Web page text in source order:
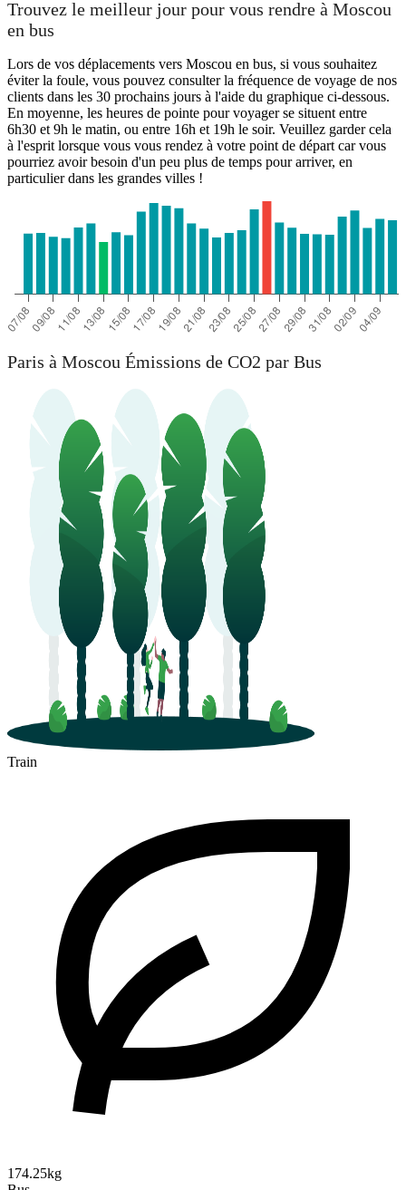
Paris
Trouvez le meilleur jour pour vous rendre à Moscou
en bus
Lors de vos déplacements vers Moscou en bus, si vous souhaitez
éviter la foule, vous pouvez consulter la fréquence de voyage de nos
clients dans les 30 prochains jours à l'aide du graphique ci-dessous.
En moyenne, les heures de pointe pour voyager se situent entre
6h30 et 9h le matin, ou entre 16h et 19h le soir. Veuillez garder cela
à l'esprit lorsque vous vous rendez à votre point de départ car vous
pourriez avoir besoin d'un peu plus de temps pour arriver, en
particulier dans les grandes villes !
Paris à Moscou Émissions de CO2 par Bus
Train
174.25kg